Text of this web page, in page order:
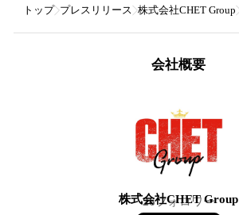
トップ プレスリリース 株式会社CHET Group
会社概要
株式会社CHET Group
26フォロワー